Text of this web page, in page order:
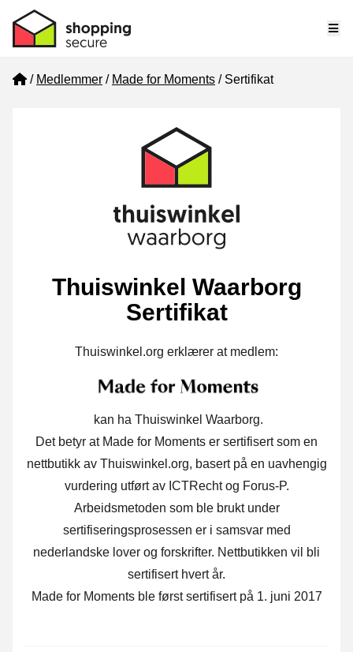
Home
Medlemmer Made for Moments Sertifikat
Thuiswinkel Waarborg
Sertifikat
Thuiswinkel.org erklærer at medlem:
kan ha Thuiswinkel Waarborg.
Det betyr at Made for Moments er sertifisert som en
nettbutikk av Thuiswinkel.org, basert på en uavhengig
vurdering utført av ICTRecht og Forus-P.
Arbeidsmetoden som ble brukt under
sertifiseringsprosessen er i samsvar med
nederlandske lover og forskrifter. Nettbutikken vil bli
sertifisert hvert år.
Made for Moments ble først sertifisert på 1. juni 2017